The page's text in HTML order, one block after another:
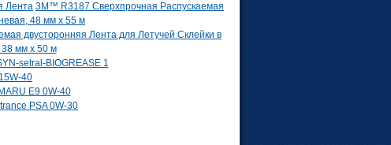
3M™ R3187 Сверхпрочная Распускаемая
48 мм х 55 м
двусторонняя Лента для Летучей Склейки в
38 мм х 50 м
setral-BIOGREASE 1
40
E9 0W-40
PSA 0W-30